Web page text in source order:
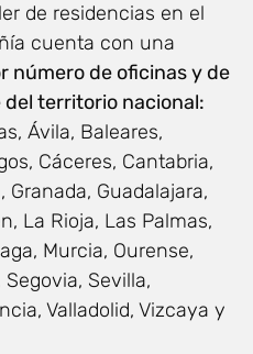
de residencias en el
cuenta con una
número de oficinas y de
territorio nacional:
Ávila, Baleares,
Cáceres, Cantabria,
Granada, Guadalajara,
La Rioja, Las Palmas,
Murcia, Ourense,
Sevilla,
Valladolid, Vizcaya y